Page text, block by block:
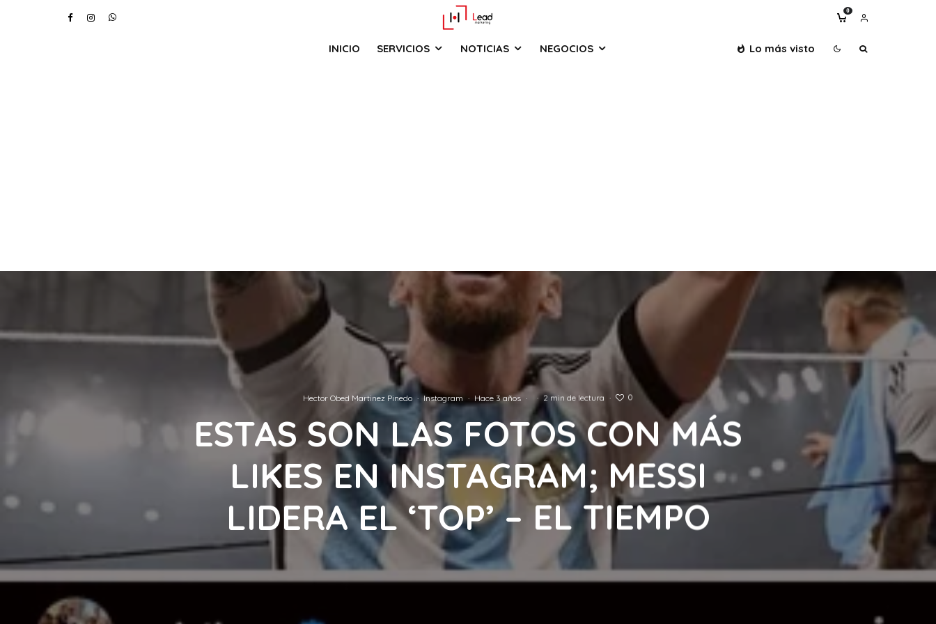
0
INICIO SERVICIOS NOTICIAS NEGOCIOS Lo más visto
Hector Obed Martinez Pinedo · Instagram · Hace 3 años · · 2 min de lectura · 0
ESTAS SON LAS FOTOS CON MÁS
LIKES EN INSTAGRAM; MESSI
LIDERA EL ‘TOP’ – EL TIEMPO